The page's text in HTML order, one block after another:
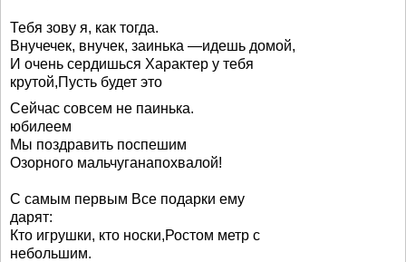
Тебя зову я, как тогда.
Внучечек, внучек, заинька —идешь домой,
И очень сердишься Характер у тебя
крутой,Пусть будет это
Сейчас совсем не паинька.
юбилеем
Мы поздравить поспешим
Озорного мальчуганапохвалой!
С самым первым Все подарки ему
дарят:
Кто игрушки, кто носки,Ростом метр с
небольшим.